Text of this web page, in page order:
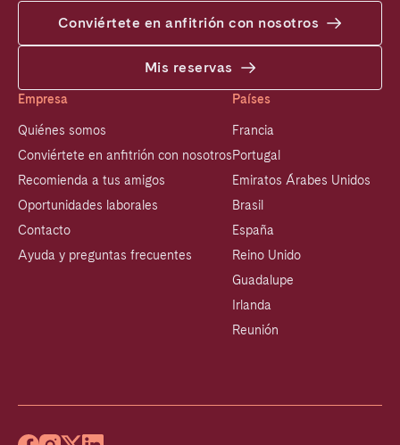
Conviértete en anfitrión con nosotros
Mis reservas
Empresa
Quiénes somos
Conviértete en anfitrión con nosotros
Recomienda a tus amigos
Oportunidades laborales
Contacto
Ayuda y preguntas frecuentes
Países
Francia
Portugal
Emiratos Árabes Unidos
Brasil
España
Reino Unido
Guadalupe
Irlanda
Reunión